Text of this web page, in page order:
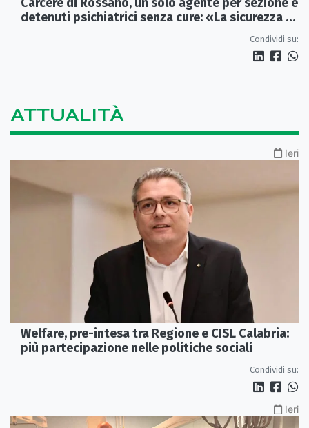
detenuti psichiatrici senza cure: «La sicurezza è
Condividi su:
ATTUALITÀ
Ieri
Welfare, pre-intesa tra Regione e CISL Calabria:
più partecipazione nelle politiche sociali
Condividi su:
Ieri